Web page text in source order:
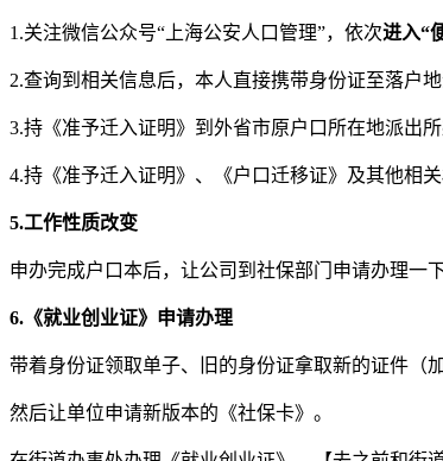
1.关注微信公众号“上海公安人口管理”，依次进入“
2.查询到相关信息后，本人直接携带身份证至落户
3.持《准予迁入证明》到外省市原户口所在地派出所
4.持《准予迁入证明》、《户口迁移证》及其他相
5.工作性质改变
申办完成户口本后，让公司到社保部门申请办理一
6.《就业创业证》申请办理
带着身份证领取单子、旧的身份证拿取新的证件（
然后让单位申请新版本的《社保卡》。